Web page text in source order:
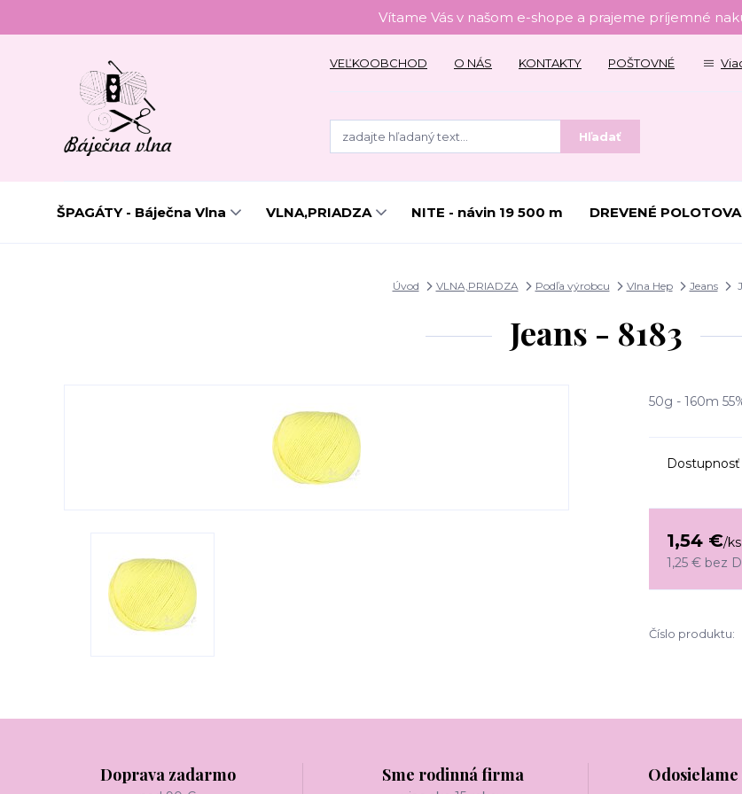
Vítame Vás v našom e-shope a prajeme príjemné
VEĽKOOBCHOD O NÁS KONTAKTY POŠTOVNÉ
Hľadať
ŠPAGÁTY - Báječna Vlna VLNA,PRIADZA NITE - návin 19 500 m DREVENÉ
Úvod VLNA,PRIADZA Podľa výrobcu Vlna Hep Jeans
Jeans - 8183
50g - 160m
Dostupnosť
1,54 €/ks
1,25 € bez
Číslo produktu:
Doprava zadarmo Sme rodinná firma